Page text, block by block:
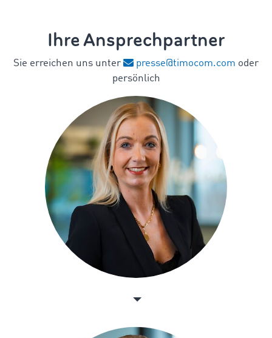
Ihre Ansprechpartner
Sie erreichen uns unter presse@timocom.com oder
persönlich